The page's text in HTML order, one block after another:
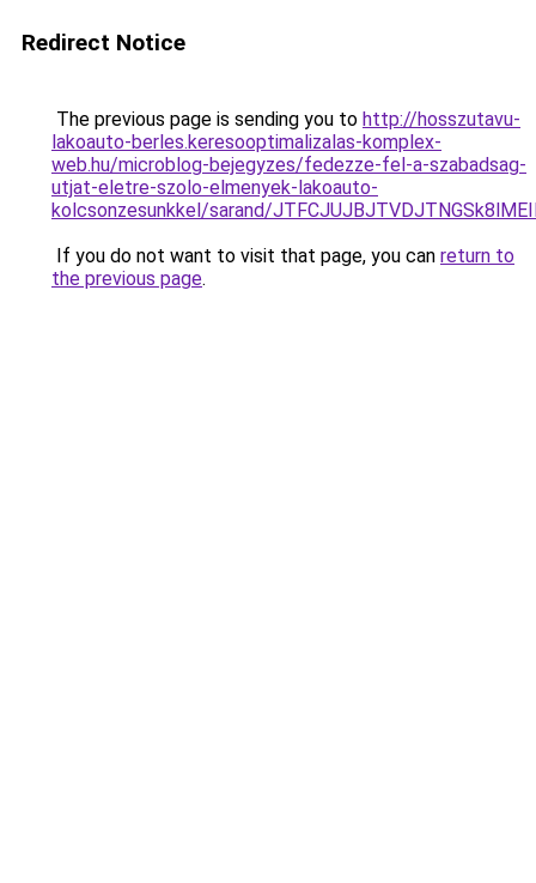
Redirect Notice
The previous page is sending you to http://hosszutavu-
lakoauto-berles.keresooptimalizalas-komplex-
web.hu/microblog-bejegyzes/fedezze-fel-a-szabadsag-
utjat-eletre-szolo-elmenyek-lakoauto-
kolcsonzesunkkel/sarand/
If you do not want to visit that page, you can return to
the previous page.